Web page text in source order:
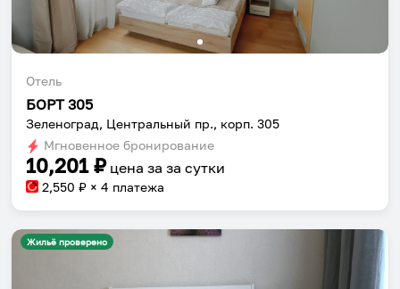
Отель
БОРТ 305
Зеленоград, Центральный пр., корп. 305
Мгновенное бронирование
10,201₽ цена за за сутки
2,550 ₽ × 4 платежа
Жильё проверено